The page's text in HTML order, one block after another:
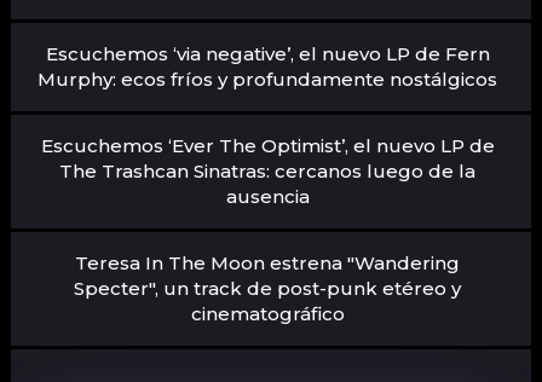
Escuchemos ‘via negative’, el nuevo LP de Fern
Murphy: ecos fríos y profundamente nostálgicos
Escuchemos ‘Ever The Optimist’, el nuevo LP de
The Trashcan Sinatras: cercanos luego de la
ausencia
Teresa In The Moon estrena "Wandering
Specter", un track de post-punk etéreo y
cinematográfico